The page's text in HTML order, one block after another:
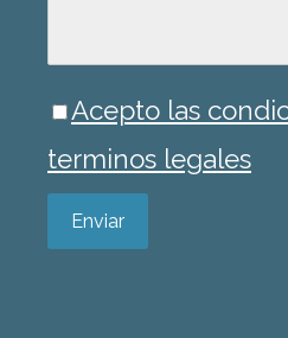
Acepto las
terminos legales
Enviar